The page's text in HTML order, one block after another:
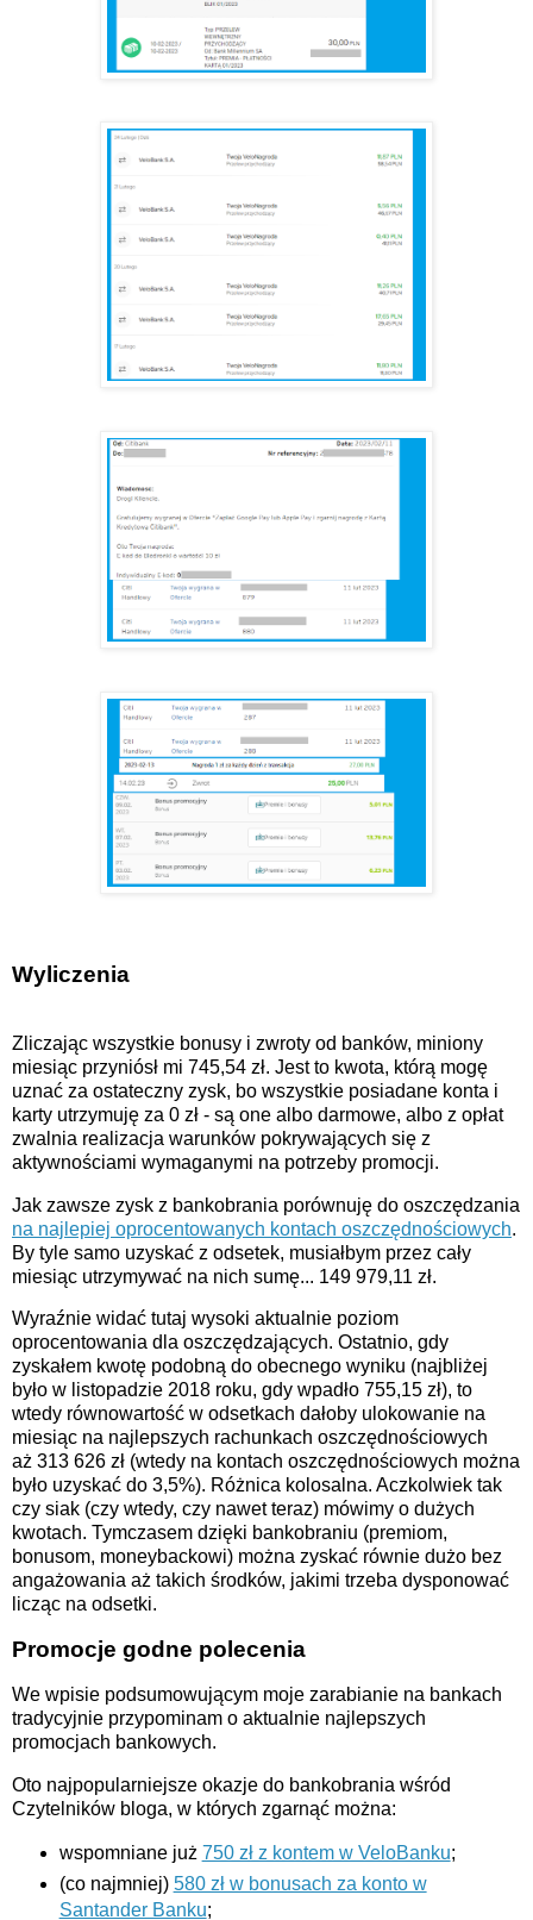
Wyliczenia
Zliczając wszystkie bonusy i zwroty od banków, miniony
miesiąc przyniósł mi 745,54 zł. Jest to kwota, którą mogę
uznać za ostateczny zysk, bo wszystkie posiadane konta i
karty utrzymuję za 0 zł - są one albo darmowe, albo z opłat
zwalnia realizacja warunków pokrywających się z
aktywnościami wymaganymi na potrzeby promocji.
Jak zawsze zysk z bankobrania porównuję do oszczędzania
na najlepiej oprocentowanych kontach oszczędnościowych.
By tyle samo uzyskać z odsetek, musiałbym przez cały
miesiąc utrzymywać na nich sumę... 149 979,11 zł.
Wyraźnie widać tutaj wysoki aktualnie poziom
oprocentowania dla oszczędzających. Ostatnio, gdy
zyskałem kwotę podobną do obecnego wyniku (najbliżej
było w listopadzie 2018 roku, gdy wpadło 755,15 zł), to
wtedy równowartość w odsetkach dałoby ulokowanie na
miesiąc na najlepszych rachunkach oszczędnościowych
aż 313 626 zł (wtedy na kontach oszczędnościowych można
było uzyskać do 3,5%). Różnica kolosalna. Aczkolwiek tak
czy siak (czy wtedy, czy nawet teraz) mówimy o dużych
kwotach. Tymczasem dzięki bankobraniu (premiom,
bonusom, moneybackowi) można zyskać równie dużo bez
angażowania aż takich środków, jakimi trzeba dysponować
licząc na odsetki.
Promocje godne polecenia
We wpisie podsumowującym moje zarabianie na bankach
tradycyjnie przypominam o aktualnie najlepszych
promocjach bankowych.
Oto najpopularniejsze okazje do bankobrania wśród
Czytelników bloga, w których zgarnąć można:
wspomniane już 750 zł z kontem w VeloBanku;
(co najmniej) 580 zł w bonusach za konto w
Santander Banku;